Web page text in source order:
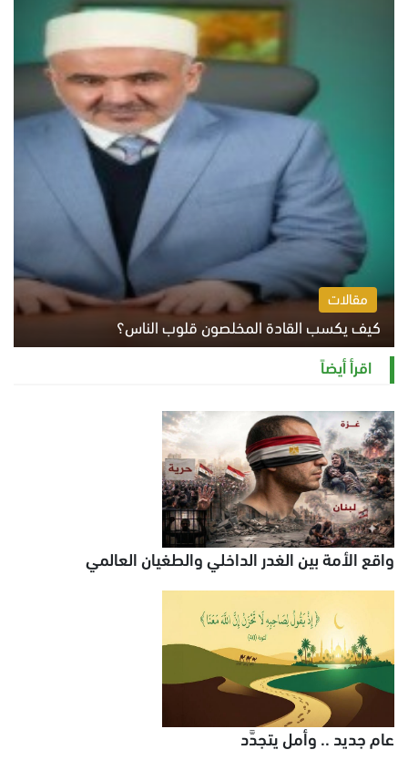
مقالات
كيف يكسب القادة المخلصون قلوب الناس؟
الثلاثاء 4 أغسطس 2026 12:27 م
اقرأ أيضاً
واقع الأمة بين الغدر الداخلي والطغيان العالمي
عام جديد .. وأمل يتجدَّد